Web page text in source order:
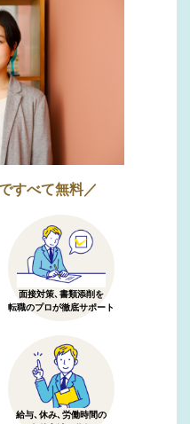
すべて無料／
面接対策、書類添削を
転職のプロが徹底サポート
給与、休み、労働時間の